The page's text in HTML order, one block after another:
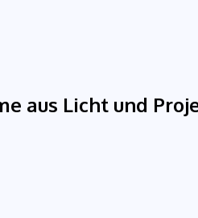
aus Licht und